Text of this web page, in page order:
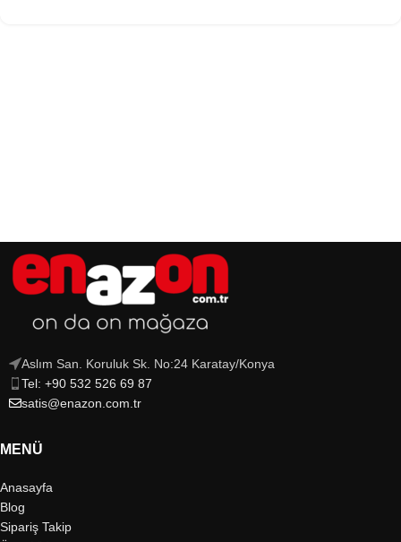
Aslım San. Koruluk Sk. No:24 Karatay/Konya
Tel: +90 532 526 69 87
satis@enazon.com.tr
MENÜ
Anasayfa
Blog
Sipariş Takip